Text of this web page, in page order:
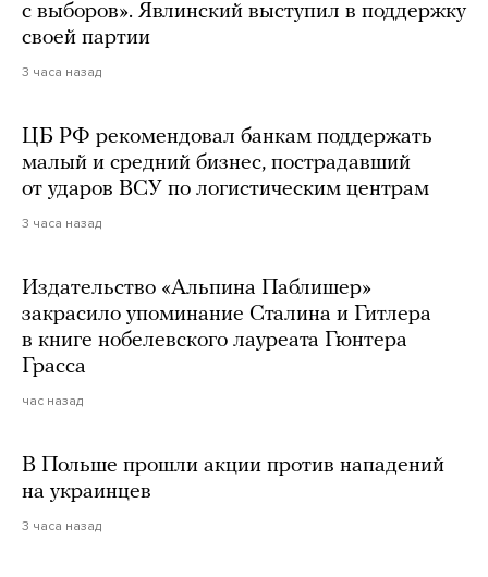
с выборов». Явлинский выступил в поддержку
своей партии
3 часа назад
ЦБ РФ рекомендовал банкам поддержать
малый и средний бизнес, пострадавший
от ударов ВСУ по логистическим центрам
3 часа назад
Издательство «Альпина Паблишер»
закрасило упоминание Сталина и Гитлера
в книге нобелевского лауреата Гюнтера
Грасса
час назад
В Польше прошли акции против нападений
на украинцев
3 часа назад